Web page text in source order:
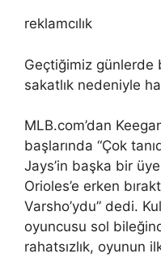
reklamcılık
Geçtiğimiz günlerde
sakatlık nedeniyle
MLB.com’dan
başlarında “Çok
Jays’in başka bir
Orioles’e erken
Varsho’ydu” dedi.
oyuncusu sol
rahatsızlık, oyunun